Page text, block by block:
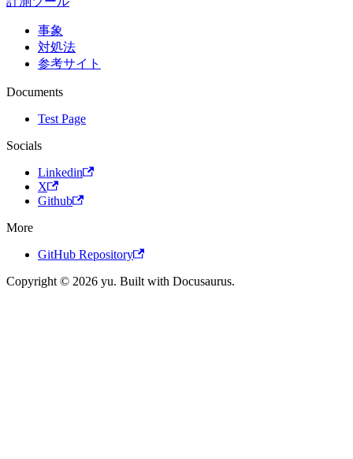
事象
対処法
参考サイト
Documents
Test Page
Socials
Linkedin
X
Github
More
GitHub Repository
Copyright © 2026 yu. Built with Docusaurus.